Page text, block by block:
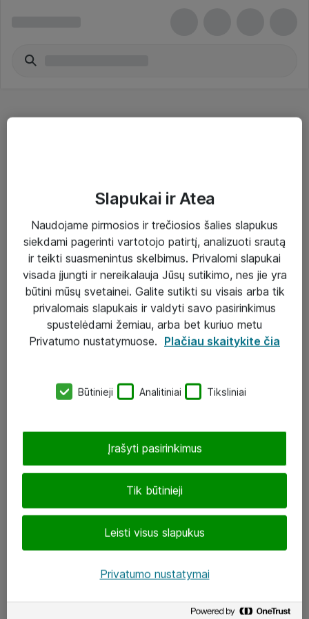
Sprendimai ir paslaugos
Paslaugos
Sprendimai
Įgyvendinti projektai
Atea ekspertų patarimai verslui
UAB „ATEA“
J. Rutkausko g. 6, Vilnius
Atea kontaktai
Aplankykite mus
Slapukai ir Atea
Naudojame pirmosios ir trečiosios šalies slapukus
siekdami pagerinti vartotojo patirtį, analizuoti srautą
ir teikti suasmenintus skelbimus. Privalomi slapukai
visada įjungti ir nereikalauja Jūsų sutikimo, nes jie yra
būtini mūsų svetainei. Galite sutikti su visais arba tik
privalomais slapukais ir valdyti savo pasirinkimus
spustelėdami žemiau, arba bet kuriuo metu
Privatumo nustatymuose. Plačiau skaitykite čia
Būtinieji Analitiniai Tiksliniai
Tik būtinieji
Leisti visus slapukus
Įrašyti pasirinkimus
Privatumo nustatymai